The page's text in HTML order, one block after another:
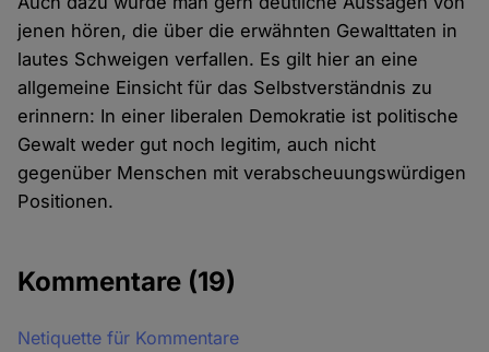
jenen hören, die über die erwähnten Gewalttaten in
lautes Schweigen verfallen. Es gilt hier an eine
allgemeine Einsicht für das Selbstverständnis zu
erinnern: In einer liberalen Demokratie ist politische
Gewalt weder gut noch legitim, auch nicht
gegenüber Menschen mit verabscheuungswürdigen
Positionen.
Kommentare (19)
Netiquette für Kommentare